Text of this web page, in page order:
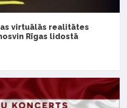
virtuālās realitātes
Rīgas lidostā